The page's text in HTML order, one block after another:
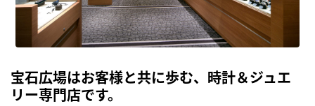
宝石広場はお客様と共に歩む、時計＆ジュエ
リー専門店です。